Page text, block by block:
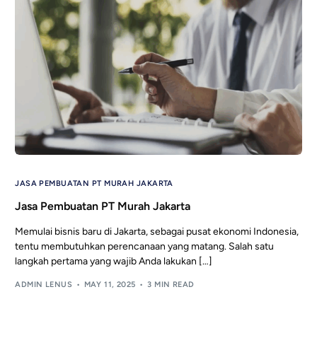
JASA PEMBUATAN PT MURAH JAKARTA
Jasa Pembuatan PT Murah Jakarta
Memulai bisnis baru di Jakarta, sebagai pusat ekonomi Indonesia,
tentu membutuhkan perencanaan yang matang. Salah satu
langkah pertama yang wajib Anda lakukan […]
ADMIN LENUS MAY 11, 2025 3 MIN READ